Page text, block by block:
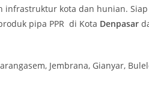
kota dan hunian.
pipa PPR di Kota Denpasar
Jembrana, Gianyar,